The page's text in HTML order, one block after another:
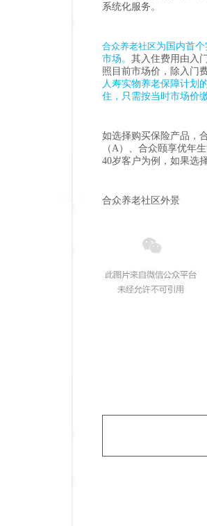
系统化服务。
合众养老社区为国内首个
市场。 其入住费用由入
照目前市场价，除入门
人寿实物养老保障计划
住，只需按当时市场价
如选择购买保险产品，
（A）、合众颐享优年
40岁客户为例，如果选
合众养老社区外景